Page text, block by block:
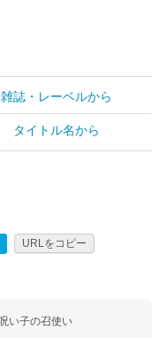
雑誌・レーベルから
タイトル名から
URLをコピー
い子の召使い